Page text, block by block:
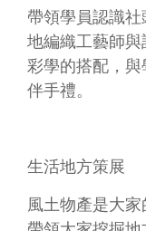
覽
常
見
帶領學員認識
地編織工藝師
彩學的搭配，
伴手禮。
生活地方策展
風土物產是大